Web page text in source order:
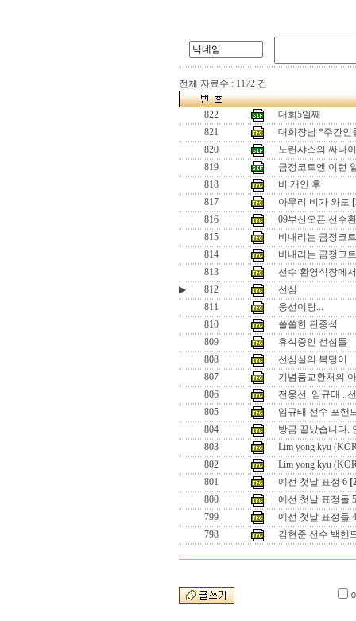
전체 자료수 : 1172 건
822
대회5일째
821
대회장님 *주간인
820
노란샤스의 싸나이
819
금정코트엔 이런
818
비 개인 후
817
아무리 비가 와도
816
09부산오픈 선수
815
비내리는 금정코트
814
비내리는 금정코
813
선수 환영식장에서
▶
812
선심
811
웅선이랑...
810
쓸쓸한 관중석
809
휴식중인 선심들
808
선심실의 복덩이
807
기념품교환처의
806
전웅선. 임규태 ..
805
임규태 선수 포핸
804
방금 끝났습니다.
803
Lim yong kyu
802
Lim yong kyu
801
예선 첫날 표정 6
800
예선 첫날 표정들 5
799
예선 첫날 표정들 4
798
김현준 선수 백핸